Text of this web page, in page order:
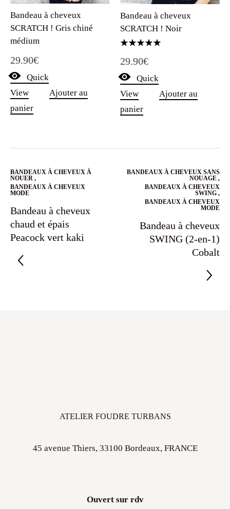
Bandeau à cheveux
SCRATCH ! Gris chiné
médium
29.90€
Quick
View
Ajouter au
panier
Bandeau à cheveux
SCRATCH ! Noir
5.00
sur 5
29.90€
Quick
View
Ajouter au
panier
BANDEAUX À CHEVEUX À
NOUER ,
BANDEAUX À CHEVEUX
MODE
Bandeau à cheveux
chaud et épais
Peacock vert kaki
BANDEAUX À CHEVEUX SANS
NOUAGE ,
BANDEAUX À CHEVEUX
SWING ,
BANDEAUX À CHEVEUX
MODE
Bandeau à cheveux
SWING (2-en-1)
Cobalt
ATELIER FOUDRE TURBANS
45 avenue Thiers, 33100 Bordeaux, FRANCE
Ouvert sur rdv